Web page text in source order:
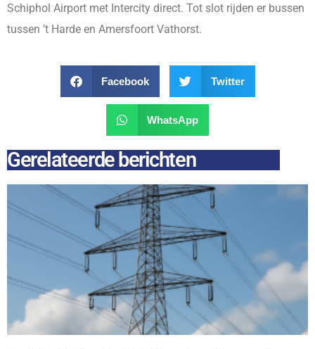
Schiphol Airport met Intercity direct. Tot slot rijden er bussen
tussen ’t Harde en Amersfoort Vathorst.
Facebook Twitter
WhatsApp
Gerelateerde berichten